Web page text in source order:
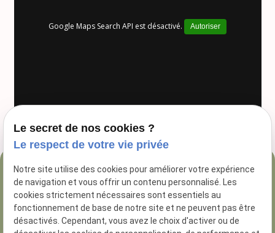
Google Maps Search API est désactivé. Autoriser
04 84 89 16 47
54 Rue George
13005 Marseille
Le secret de nos cookies ?
Le respect de votre vie privée
Notre site utilise des cookies pour améliorer votre expérience
de navigation et vous offrir un contenu personnalisé. Les
cookies strictement nécessaires sont essentiels au
fonctionnement de base de notre site et ne peuvent pas être
désactivés. Cependant, vous avez le choix d'activer ou de